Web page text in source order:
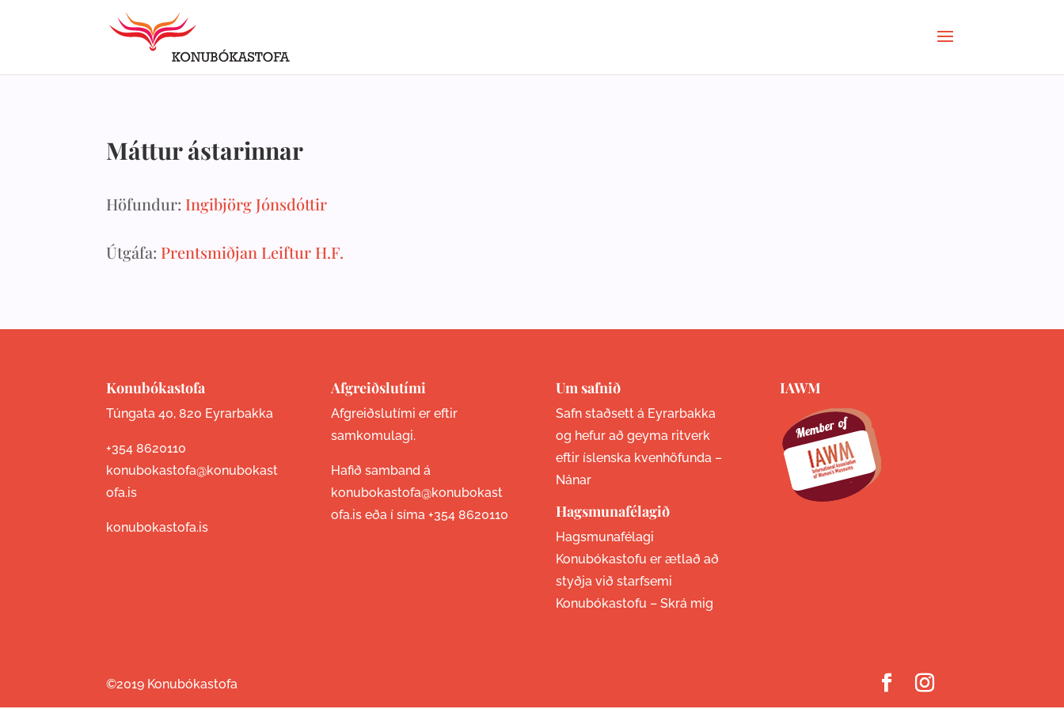
Máttur ástarinnar
Höfundur: Ingibjörg Jónsdóttir
Útgáfa: Prentsmiðjan Leiftur H.F.
Konubókastofa
Túngata 40, 820 Eyrarbakka
+354 8620110
konubokastofa@konubokast
ofa.is
konubokastofa.is
Afgreiðslutími
Afgreiðslutími er eftir
samkomulagi.
Hafið samband á
konubokastofa@konubokast
ofa.is eða í síma +354 8620110
Um safnið
Safn staðsett á Eyrarbakka
og hefur að geyma ritverk
eftir íslenska kvenhöfunda –
Nánar
Hagsmunafélagið
Hagsmunafélagi
Konubókastofu er ætlað að
styðja við starfsemi
Konubókastofu – Skrá mig
IAWM
©2019 Konubókastofa